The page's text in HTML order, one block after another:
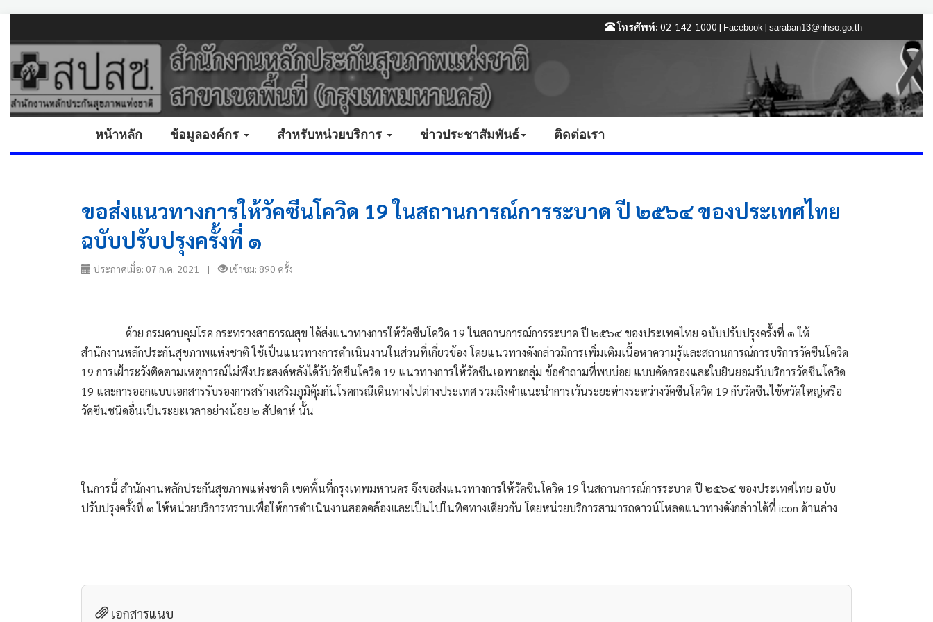
โทรศัพท์: 02-142-1000 | Facebook | saraban13@nhso.go.th
หน้าหลัก ข้อมูลองค์กร สำหรับหน่วยบริการ ข่าวประชาสัมพันธ์ ติดต่อเรา
ขอส่งแนวทางการให้วัคซีนโควิด 19 ในสถานการณ์การระบาด ปี ๒๕๖๔ ของประเทศไทย
ฉบับปรับปรุงครั้งที่ ๑
ประกาศเมื่อ: 07 ก.ค. 2021 | เข้าชม: 890 ครั้ง
สำนักงานหลักประกันสุขภาพแห่งชาติ ใช้เป็นแนวทางการดำเนินงานในส่วนที่เกี่ยวข้อง โดยแนวทางดังกล่าวมีการเพิ่มเติมเนื้อหาความรู้และสถานการณ์การบริการวัคซีนโควิด
19 การเฝ้าระวังติดตามเหตุการณ์ไม่พึงประสงค์หลังได้รับวัคซีนโควิด 19 แนวทางการให้วัคซีนเฉพาะกลุ่ม ข้อคำถามที่พบบ่อย แบบคัดกรองและใบยินยอมรับบริการวัคซีนโควิด
19 และการออกแบบเอกสารรับรองการสร้างเสริมภูมิคุ้มกันโรคกรณีเดินทางไปต่างประเทศ รวมถึงคำแนะนำการเว้นระยะห่างระหว่างวัคซีนโควิด 19 กับวัคซีนไข้หวัดใหญ่หรือ
วัคซีนชนิดอื่นเป็นระยะเวลาอย่างน้อย ๒ สัปดาห์ นั้น
ในการนี้ สำนักงานหลักประกันสุขภาพแห่งชาติ เขตพื้นที่กรุงเทพมหานคร จึงขอส่งแนวทางการให้วัคซีนโควิด 19 ในสถานการณ์การระบาด ปี ๒๕๖๔ ของประเทศไทย ฉบับ
ปรับปรุงครั้งที่ ๑ ให้หน่วยบริการทราบเพื่อให้การดำเนินงานสอดคล้องและเป็นไปในทิศทางเดียวกัน โดยหน่วยบริการสามารถดาวน์โหลดแนวทางดังกล่าวได้ที่ icon ด้านล่าง
เอกสารแนบ